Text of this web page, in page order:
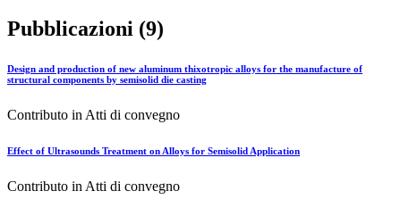
Pubblicazioni (9)
Design and production of new aluminum thixotropic alloys for the manufacture of
structural components by semisolid die casting
Contributo in Atti di convegno
Effect of Ultrasounds Treatment on Alloys for Semisolid Application
Contributo in Atti di convegno